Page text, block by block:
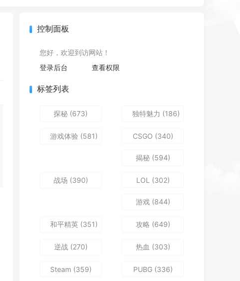
控制面板
您好，欢迎到访网站！
登录后台
查看权限
标签列表
探秘 (673) 独特魅力 (186)
游戏体验 (581) CSGO (340)
揭秘(594)
战场 (390) LOL (302)
游戏(844)
和平精英 (351) 攻略 (649)
逆战(270) 热血 (303)
Steam (359) PUBG(336)